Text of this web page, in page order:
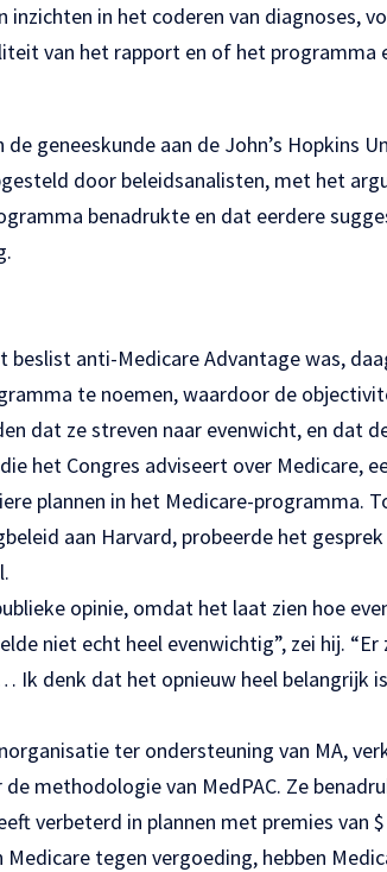
inzichten in het coderen van diagnoses,
van het rapport en of het programma
geneeskunde aan de John’s Hopkins
door beleidsanalisten, met het
benadrukte en dat eerdere
anti-Medicare Advantage was,
te noemen, waardoor de
dat ze streven naar evenwicht, en dat
het Congres adviseert over Medicare,
plannen in het Medicare-programma.
aan Harvard, probeerde het
opinie, omdat het laat zien hoe
niet echt heel evenwichtig”, zei hij.
Ik denk dat het opnieuw heel belangrijk
ter ondersteuning van MA,
methodologie van MedPAC. Ze
verbeterd in plannen met premies van $
tegen vergoeding, hebben